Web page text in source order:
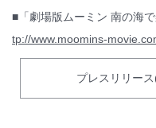
■「劇場版ムーミン 南の海
tp://www.moomins-
プレスリリー